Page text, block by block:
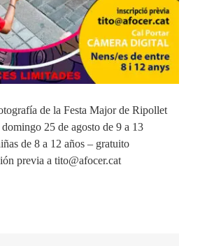
de la Festa Major de Ripollet
25 de agosto de 9 a 13
de 8 a 12 años – gratuito
previa a tito@afocer.cat